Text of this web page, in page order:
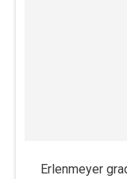
Erlenmeyer